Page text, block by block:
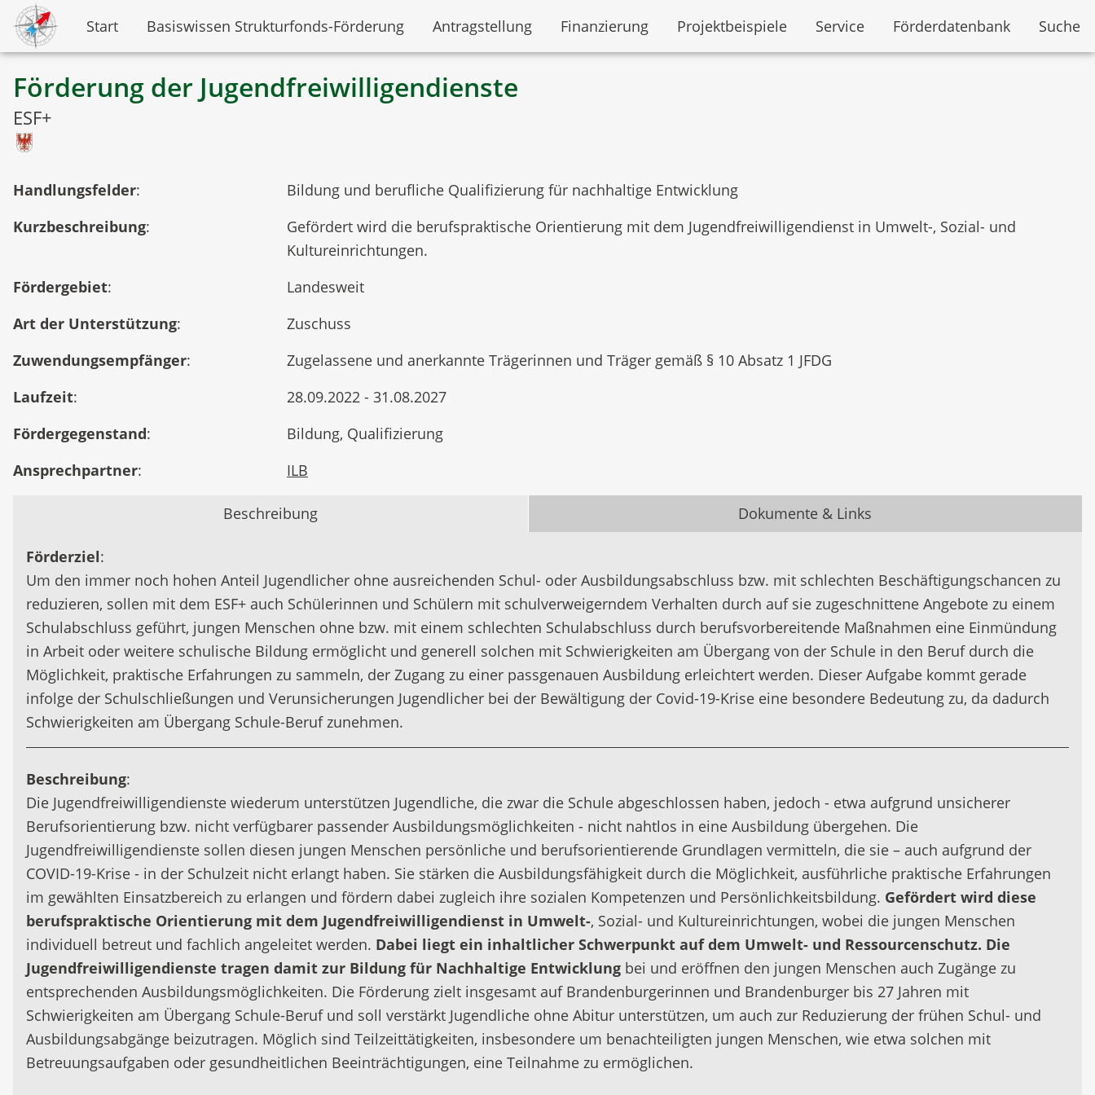
Start Basiswissen Strukturfonds-Förderung Antragstellung Finanzierung Projektbeispiele Service Förderdatenbank Suche
Förderung der Jugendfreiwilligendienste
ESF+
Handlungsfelder:
Bildung und berufliche Qualifizierung für nachhaltige Entwicklung
Kurzbeschreibung:
Gefördert wird die berufspraktische Orientierung mit dem Jugendfreiwilligendienst in Umwelt-, Sozial- und
Kultureinrichtungen.
Fördergebiet:
Landesweit
Art der Unterstützung:
Zuschuss
Zuwendungsempfänger:
Zugelassene und anerkannte Trägerinnen und Träger gemäß § 10 Absatz 1 JFDG
Laufzeit:
28.09.2022 - 31.08.2027
Fördergegenstand:
Bildung, Qualifizierung
Ansprechpartner: ILB
Beschreibung Dokumente & Links
Förderziel:
Um den immer noch hohen Anteil Jugendlicher ohne ausreichenden Schul- oder Ausbildungsabschluss bzw. mit schlechten Beschäftigungschancen zu
reduzieren, sollen mit dem ESF+ auch Schülerinnen und Schülern mit schulverweigerndem Verhalten durch auf sie zugeschnittene Angebote zu einem
Schulabschluss geführt, jungen Menschen ohne bzw. mit einem schlechten Schulabschluss durch berufsvorbereitende Maßnahmen eine Einmündung
in Arbeit oder weitere schulische Bildung ermöglicht und generell solchen mit Schwierigkeiten am Übergang von der Schule in den Beruf durch die
Möglichkeit, praktische Erfahrungen zu sammeln, der Zugang zu einer passgenauen Ausbildung erleichtert werden. Dieser Aufgabe kommt gerade
infolge der Schulschließungen und Verunsicherungen Jugendlicher bei der Bewältigung der Covid-19-Krise eine besondere Bedeutung zu, da dadurch
Schwierigkeiten am Übergang Schule-Beruf zunehmen.
Beschreibung:
Die Jugendfreiwilligendienste wiederum unterstützen Jugendliche, die zwar die Schule abgeschlossen haben, jedoch - etwa aufgrund unsicherer
Berufsorientierung bzw. nicht verfügbarer passender Ausbildungsmöglichkeiten - nicht nahtlos in eine Ausbildung übergehen. Die
Jugendfreiwilligendienste sollen diesen jungen Menschen persönliche und berufsorientierende Grundlagen vermitteln, die sie – auch aufgrund der
COVID-19-Krise - in der Schulzeit nicht erlangt haben. Sie stärken die Ausbildungsfähigkeit durch die Möglichkeit, ausführliche praktische Erfahrungen
im gewählten Einsatzbereich zu erlangen und fördern dabei zugleich ihre sozialen Kompetenzen und Persönlichkeitsbildung. Gefördert wird diese
berufspraktische Orientierung mit dem Jugendfreiwilligendienst in Umwelt-, Sozial- und Kultureinrichtungen, wobei die jungen Menschen
individuell betreut und fachlich angeleitet werden. Dabei liegt ein inhaltlicher Schwerpunkt auf dem Umwelt- und Ressourcenschutz. Die
Jugendfreiwilligendienste tragen damit zur Bildung für Nachhaltige Entwicklung bei und eröffnen den jungen Menschen auch Zugänge zu
entsprechenden Ausbildungsmöglichkeiten. Die Förderung zielt insgesamt auf Brandenburgerinnen und Brandenburger bis 27 Jahren mit
Schwierigkeiten am Übergang Schule-Beruf und soll verstärkt Jugendliche ohne Abitur unterstützen, um auch zur Reduzierung der frühen Schul- und
Ausbildungsabgänge beizutragen. Möglich sind Teilzeittätigkeiten, insbesondere um benachteiligten jungen Menschen, wie etwa solchen mit
Betreuungsaufgaben oder gesundheitlichen Beeinträchtigungen, eine Teilnahme zu ermöglichen.